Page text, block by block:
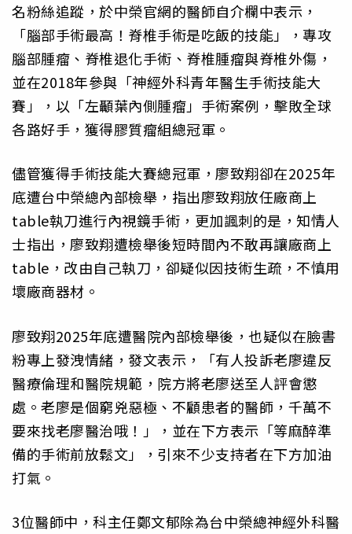
名粉絲追蹤，於中榮官網的醫師自介欄中表示，
「腦部手術最高！脊椎手術是吃飯的技能」，專攻
腦部腫瘤、脊椎退化手術、脊椎腫瘤與脊椎外傷，
並在2018年參與「神經外科青年醫生手術技能大
賽」，以「左顳葉內側腫瘤」手術案例，擊敗全球
各路好手，獲得膠質瘤組總冠軍。
儘管獲得手術技能大賽總冠軍，廖致翔卻在2025年
底遭台中榮總內部檢舉，指出廖致翔放任廠商上
table執刀進行內視鏡手術，更加諷刺的是，知情人
士指出，廖致翔遭檢舉後短時間內不敢再讓廠商上
table，改由自己執刀，卻疑似因技術生疏，不慎用
壞廠商器材。
廖致翔2025年底遭醫院內部檢舉後，也疑似在臉書
粉專上發洩情緒，發文表示，「有人投訴老廖違反
醫療倫理和醫院規範，院方將老廖送至人評會懲
處。老廖是個窮兇惡極、不顧患者的醫師，千萬不
要來找老廖醫治哦！」，並在下方表示「等麻醉準
備的手術前放鬆文」，引來不少支持者在下方加油
打氣。
3位醫師中，科主任鄭文郁除為台中榮總神經外科醫